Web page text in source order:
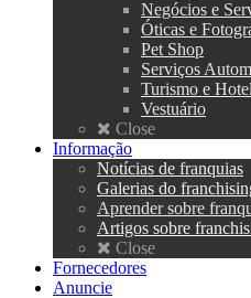
Negócios e
Óticas e
Pet Shop
Serviços
Turismo e
Vestuário
Close
Informação
Notícias de franquias
Galerias do
Aprender sobre
Artigos sobre
Close
Fornecedores
Anuncie